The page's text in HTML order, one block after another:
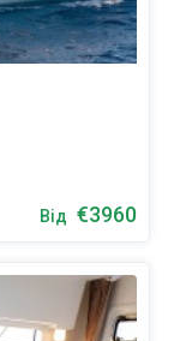
Від €3960